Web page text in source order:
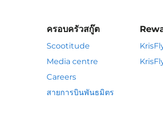
ครอบครัวสกู๊ต
Scootitude
Media centre
Careers
สายการบินพันธมิตร